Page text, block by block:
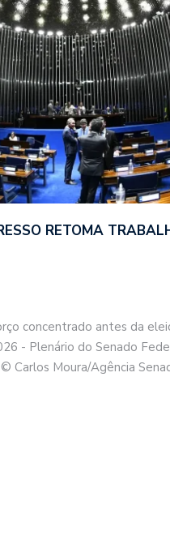
RETOMA
concentrado antes da
- Plenário do Senado
Carlos Moura/Agência